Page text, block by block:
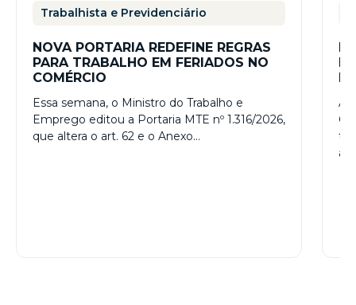
Trabalhista e Previdenciário
NOVA PORTARIA REDEFINE REGRAS
PARA TRABALHO EM FERIADOS NO
COMÉRCIO
Essa semana, o Ministro do Trabalho e
Emprego editou a Portaria MTE nº 1.316/2026,
que altera o art. 62 e o Anexo…
A
a…